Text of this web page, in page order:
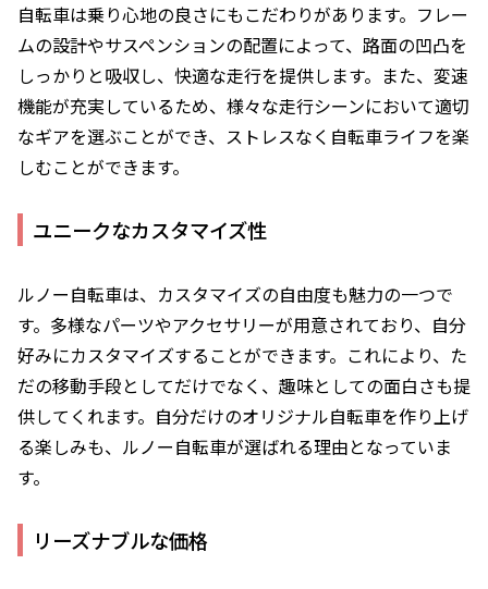
自転車は乗り心地の良さにもこだわりがあります。フレー
ムの設計やサスペンションの配置によって、路面の凹凸を
しっかりと吸収し、快適な走行を提供します。また、変速
機能が充実しているため、様々な走行シーンにおいて適切
なギアを選ぶことができ、ストレスなく自転車ライフを楽
しむことができます。
ユニークなカスタマイズ性
ルノー自転車は、カスタマイズの自由度も魅力の一つで
す。多様なパーツやアクセサリーが用意されており、自分
好みにカスタマイズすることができます。これにより、た
だの移動手段としてだけでなく、趣味としての面白さも提
供してくれます。自分だけのオリジナル自転車を作り上げ
る楽しみも、ルノー自転車が選ばれる理由となっていま
す。
リーズナブルな価格